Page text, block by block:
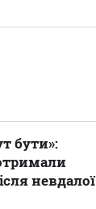
бути»:
невдалої